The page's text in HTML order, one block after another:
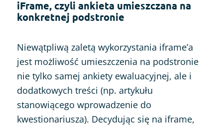
iFrame, czyli ankieta umieszczana na
konkretnej podstronie
Niewątpliwą zaletą wykorzystania iframe’a
jest możliwość umieszczenia na podstronie
nie tylko samej ankiety ewaluacyjnej, ale i
dodatkowych treści (np. artykułu
stanowiącego wprowadzenie do
kwestionariusza). Decydując się na iframe,